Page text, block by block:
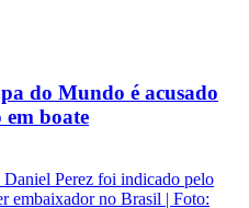
do Mundo é acusado
em boate